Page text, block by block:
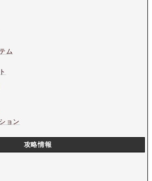
ム
ョン
攻略情報